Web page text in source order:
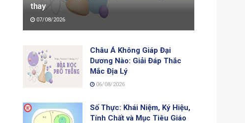
thay
07/08/2026
Châu Á Không Giáp Đại
Dương Nào: Giải Đáp Thắc
Mắc Địa Lý
06/08/2026
Số Thực: Khái Niệm, Ký Hiệu,
Tính Chất và Mục Tiêu Giáo